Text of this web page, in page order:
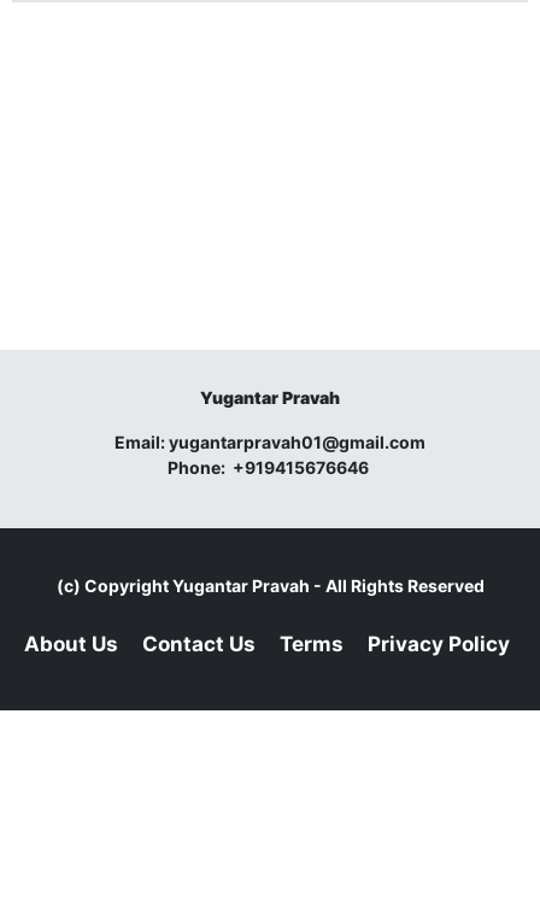
Yugantar Pravah
Email:yugantarpravah01@gmail.com
Phone: +919415676646
(c) CopyrightYugantar Pravah - All Rights Reserved
About Us Contact Us Terms Privacy Policy